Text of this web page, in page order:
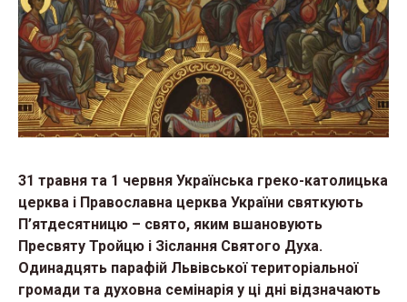
31 травня та 1 червня Українська греко-католицька
церква і Православна церква України святкують
П’ятдесятницю – свято, яким вшановують
Пресвяту Тройцю і Зіслання Святого Духа.
Одинадцять парафій Львівської територіальної
громади та духовна семінарія у ці дні відзначають